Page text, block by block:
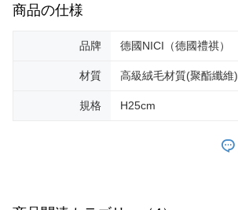
商品の仕様
品牌 德國NICI（德國禮祺）
材質 高級絨毛材質(聚酯纖維)
規格 H25cm